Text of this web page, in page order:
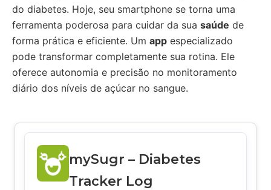
do diabetes. Hoje, seu smartphone se torna uma
ferramenta poderosa para cuidar da sua saúde de
forma prática e eficiente. Um app especializado
pode transformar completamente sua rotina. Ele
oferece autonomia e precisão no monitoramento
diário dos níveis de açúcar no sangue.
mySugr – Diabetes
Tracker Log